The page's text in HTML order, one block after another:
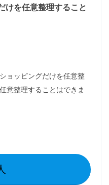
けを任意整理すること
ョッピングだけを任意整
意整理することはできま